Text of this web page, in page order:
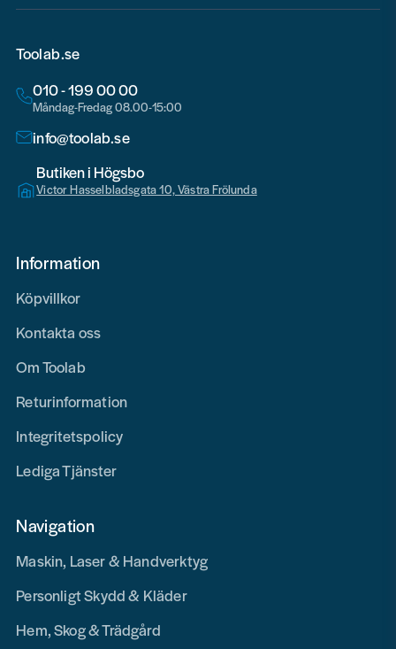
Toolab.se
010 - 199 00 00
Måndag-Fredag 08.00-15:00
info@toolab.se
Butiken i Högsbo
Victor Hasselbladsgata 10, Västra Frölunda
Information
Köpvillkor
Kontakta oss
Om Toolab
Returinformation
Integritetspolicy
Lediga Tjänster
Navigation
Maskin, Laser & Handverktyg
Personligt Skydd & Kläder
Hem, Skog & Trädgård